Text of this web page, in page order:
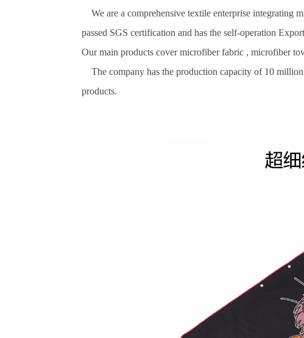
We are a comprehensive textile enterprise integrating
passed SGS certification and has the self-operation
Our main products cover microfiber fabric , microfiber
The company has the production capacity of 10
products.